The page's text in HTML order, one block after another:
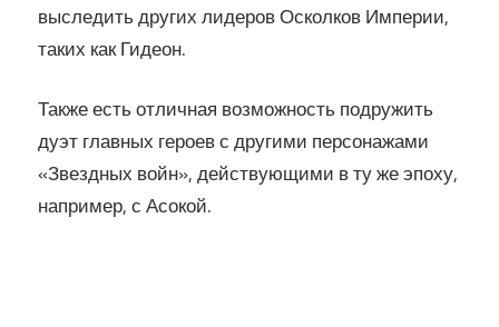
выследить других лидеров Осколков Империи,
таких как Гидеон.
Также есть отличная возможность подружить
дуэт главных героев с другими персонажами
«Звездных войн», действующими в ту же эпоху,
например, с Асокой.